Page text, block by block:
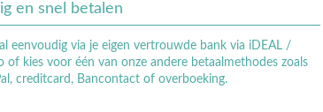
en snel betalen
eenvoudig via je eigen vertrouwde bank via iDEAL /
of kies voor één van onze andere betaalmethodes zoals
creditcard, Bancontact of overboeking.